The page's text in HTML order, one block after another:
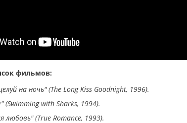
фильмов:
на ночь" (The Long Kiss Goodnight, 1996).
(Swimming with Sharks, 1994).
любовь" (True Romance, 1993).